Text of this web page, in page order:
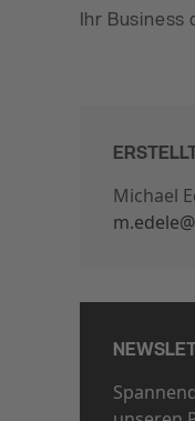
Ihr Business
Michael